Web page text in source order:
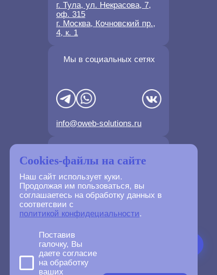
Cookies-файлы на сайте
Наш сайт использует куки.
Продолжая им пользоваться, вы
соглашаетесь на обработку данных в
соответсвии с
политикой конфидециальности.
Поставив
галочку, Вы
даете согласие
на обработку
ваших
Мы в социальных сетях
info@oweb-solutions.ru
г. Тула, ул. Некрасова, 7,
оф. 315
г. Москва, Кочновский пр.,
4, к. 1
+7(4872) 702-730
+7(499) 677-61-84